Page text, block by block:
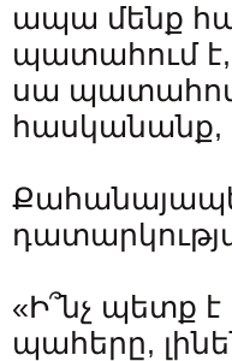
ապա մենք
պատահում է,
սա պատահոմ
հասկանանք,
«Ի՞նչ պետք
պահերը,